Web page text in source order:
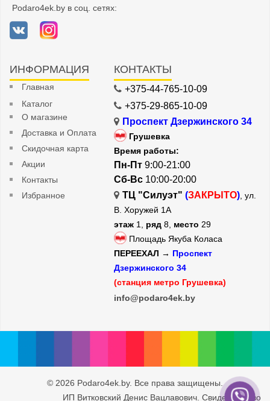
Podaro4ek.by в соц. сетях:
ИНФОРМАЦИЯ
Главная
Каталог
О магазине
Доставка и Оплата
Скидочная карта
Акции
Контакты
Избранное
КОНТАКТЫ
+375-44-765-10-09
+375-29-865-10-09
Проспект Дзержинского 34
Грушевка
Время работы:
Пн-Пт 9:00-21:00
Сб-Вс 10:00-20:00
ТЦ "Силуэт" (ЗАКРЫТО), ул.
В. Хоружей 1А
этаж 1, ряд 8, место 29
Площадь Якуба Коласа
ПЕРЕЕХАЛ → Проспект
Дзержинского 34
(станция метро Грушевка)
info@podaro4ek.by
© 2026 Podaro4ek.by. Все права защищены.
ИП Витковский Денис Вацлавович. Свидетельство